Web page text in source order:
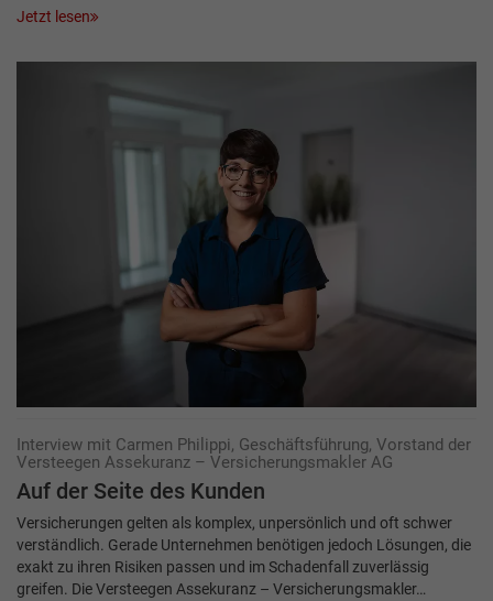
Jetzt lesen
Interview mit Carmen Philippi, Geschäftsführung, Vorstand der
Versteegen Assekuranz – Versicherungsmakler AG
Auf der Seite des Kunden
Versicherungen gelten als komplex, unpersönlich und oft schwer
verständlich. Gerade Unternehmen benötigen jedoch Lösungen, die
exakt zu ihren Risiken passen und im Schadenfall zuverlässig
greifen. Die Versteegen Assekuranz – Versicherungsmakler…